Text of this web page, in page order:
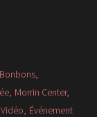
Bonbons
Morrin Center
Vidéo Événement